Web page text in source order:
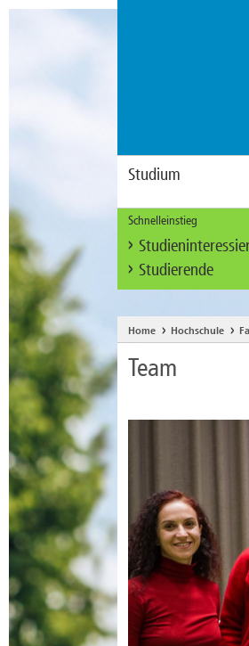
Studium
Schnelleinstieg
Studierende
Home Hochschule
Team